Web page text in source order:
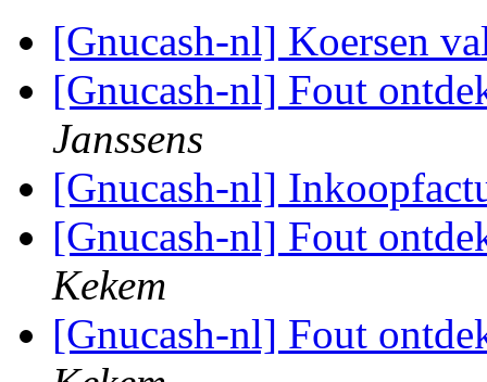
[Gnucash-nl] Koersen
[Gnucash-nl] Fout
Janssens
[Gnucash-nl]
[Gnucash-nl] Fout
Kekem
[Gnucash-nl] Fout